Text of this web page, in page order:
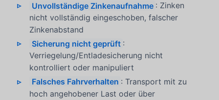
Unvollständige Zinkenaufnahme : Zinken
nicht vollständig eingeschoben, falscher
Zinkenabstand
Sicherung nicht geprüft :
Verriegelung/Entladesicherung nicht
kontrolliert oder manipuliert
Falsches Fahrverhalten : Transport mit zu
hoch angehobener Last oder über